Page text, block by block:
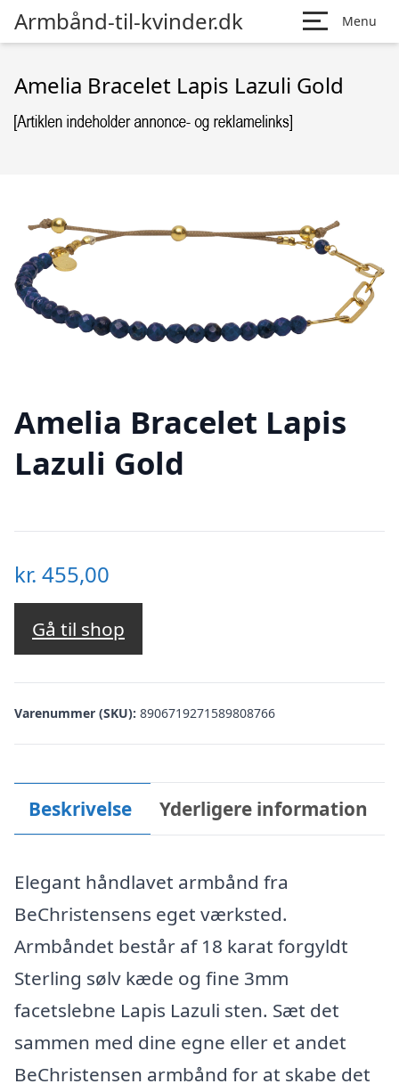
Armbånd-til-kvinder.dk Menu
Amelia Bracelet Lapis Lazuli Gold
Amelia Bracelet Lapis
Lazuli Gold
kr. 455,00
Gå til shop
Varenummer (SKU): 8906719271589808766
Beskrivelse Yderligere information
Elegant håndlavet armbånd fra
BeChristensens eget værksted.
Armbåndet består af 18 karat forgyldt
Sterling sølv kæde og fine 3mm
facetslebne Lapis Lazuli sten. Sæt det
sammen med dine egne eller et andet
BeChristensen armbånd for at skabe det